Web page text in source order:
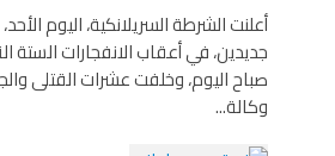
أعلنت الشرطة السريلانكية، اليوم
جديدين، في أعقاب الانفجارات الستة
صباح اليوم، وخلفت عشرات القتلى
وكالة...